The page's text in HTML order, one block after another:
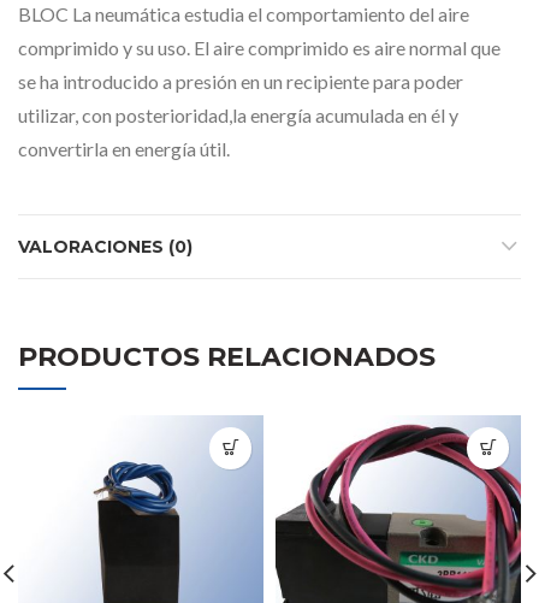
BLOC La neumática estudia el comportamiento del aire
comprimido y su uso. El aire comprimido es aire normal que
se ha introducido a presión en un recipiente para poder
utilizar, con posterioridad,la energía acumulada en él y
convertirla en energía útil.
VALORACIONES (0)
PRODUCTOS RELACIONADOS